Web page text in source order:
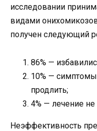
исследовании
видами
получен следующий
86% —
10% —
продлить;
4% — лечение
Неэффективность